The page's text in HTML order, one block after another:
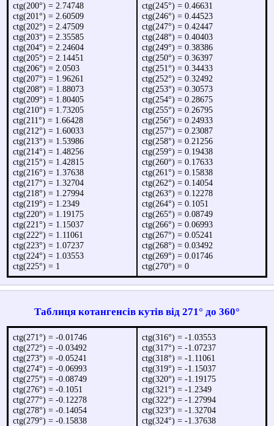
ctg(200°) = 2.74748
ctg(201°) = 2.60509
ctg(202°) = 2.47509
ctg(203°) = 2.35585
ctg(204°) = 2.24604
ctg(205°) = 2.14451
ctg(206°) = 2.0503
ctg(207°) = 1.96261
ctg(208°) = 1.88073
ctg(209°) = 1.80405
ctg(210°) = 1.73205
ctg(211°) = 1.66428
ctg(212°) = 1.60033
ctg(213°) = 1.53986
ctg(214°) = 1.48256
ctg(215°) = 1.42815
ctg(216°) = 1.37638
ctg(217°) = 1.32704
ctg(218°) = 1.27994
ctg(219°) = 1.2349
ctg(220°) = 1.19175
ctg(221°) = 1.15037
ctg(222°) = 1.11061
ctg(223°) = 1.07237
ctg(224°) = 1.03553
ctg(225°) = 1
ctg(245°) = 0.46631
ctg(246°) = 0.44523
ctg(247°) = 0.42447
ctg(248°) = 0.40403
ctg(249°) = 0.38386
ctg(250°) = 0.36397
ctg(251°) = 0.34433
ctg(252°) = 0.32492
ctg(253°) = 0.30573
ctg(254°) = 0.28675
ctg(255°) = 0.26795
ctg(256°) = 0.24933
ctg(257°) = 0.23087
ctg(258°) = 0.21256
ctg(259°) = 0.19438
ctg(260°) = 0.17633
ctg(261°) = 0.15838
ctg(262°) = 0.14054
ctg(263°) = 0.12278
ctg(264°) = 0.1051
ctg(265°) = 0.08749
ctg(266°) = 0.06993
ctg(267°) = 0.05241
ctg(268°) = 0.03492
ctg(269°) = 0.01746
ctg(270°) = 0
Таблиця котангенсів кутів від 271° до 360°
ctg(271°) = -0.01746
ctg(272°) = -0.03492
ctg(273°) = -0.05241
ctg(274°) = -0.06993
ctg(275°) = -0.08749
ctg(276°) = -0.1051
ctg(277°) = -0.12278
ctg(278°) = -0.14054
ctg(279°) = -0.15838
ctg(316°) = -1.03553
ctg(317°) = -1.07237
ctg(318°) = -1.11061
ctg(319°) = -1.15037
ctg(320°) = -1.19175
ctg(321°) = -1.2349
ctg(322°) = -1.27994
ctg(323°) = -1.32704
ctg(324°) = -1.37638